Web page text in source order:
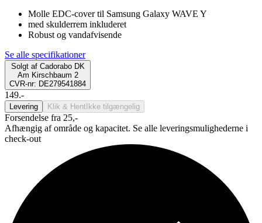
Molle EDC-cover til Samsung Galaxy WAVE Y
med skulderrem inkluderet
Robust og vandafvisende
Se alle specifikationer
Solgt af Cadorabo DK
Am Kirschbaum 2
CVR-nr: DE279541884
149.-
Levering Klik & Hent Ikke tilgængelig
Forsendelse fra 25,-
Afhængig af område og kapacitet. Se alle leveringsmulighederne i
check-out